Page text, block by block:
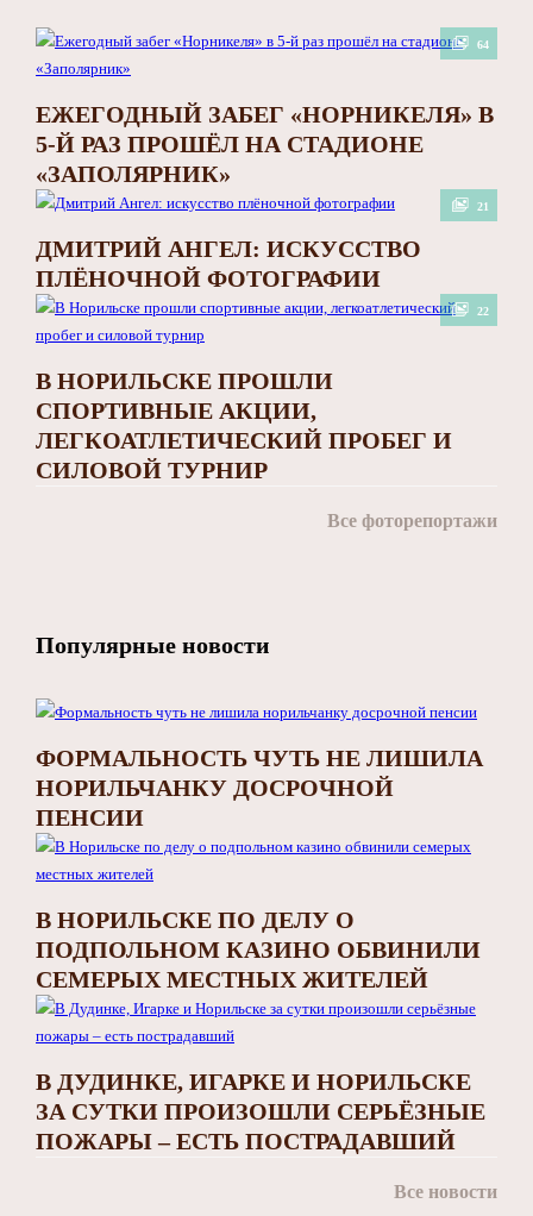
64
ЕЖЕГОДНЫЙ ЗАБЕГ «НОРНИКЕЛЯ» В
5-Й РАЗ ПРОШЁЛ НА СТАДИОНЕ
«ЗАПОЛЯРНИК»
21
ДМИТРИЙ АНГЕЛ: ИСКУССТВО
ПЛЁНОЧНОЙ ФОТОГРАФИИ
22
В НОРИЛЬСКЕ ПРОШЛИ
СПОРТИВНЫЕ АКЦИИ,
ЛЕГКОАТЛЕТИЧЕСКИЙ ПРОБЕГ И
СИЛОВОЙ ТУРНИР
Все фоторепортажи
Популярные новости
ФОРМАЛЬНОСТЬ ЧУТЬ НЕ ЛИШИЛА
НОРИЛЬЧАНКУ ДОСРОЧНОЙ
ПЕНСИИ
В НОРИЛЬСКЕ ПО ДЕЛУ О
ПОДПОЛЬНОМ КАЗИНО ОБВИНИЛИ
СЕМЕРЫХ МЕСТНЫХ ЖИТЕЛЕЙ
В ДУДИНКЕ, ИГАРКЕ И НОРИЛЬСКЕ
ЗА СУТКИ ПРОИЗОШЛИ СЕРЬЁЗНЫЕ
ПОЖАРЫ – ЕСТЬ ПОСТРАДАВШИЙ
Все новости